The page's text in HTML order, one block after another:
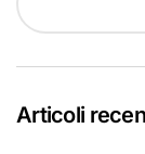
Articoli